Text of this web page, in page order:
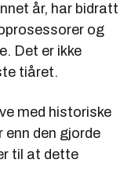
år, har bidratt
og
Det er ikke
tiåret.
med historiske
enn den gjorde
til at dette